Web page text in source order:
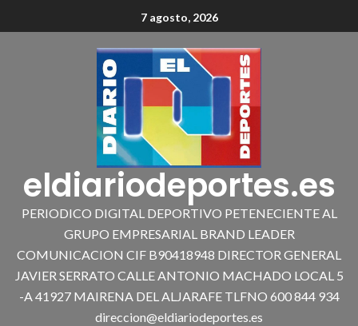
7 agosto, 2026
eldiariodeportes.es
PERIODICO DIGITAL DEPORTIVO PETENECIENTE AL
GRUPO EMPRESARIAL BRAND LEADER
COMUNICACION CIF B90418948 DIRECTOR GENERAL
JAVIER SERRATO CALLE ANTONIO MACHADO LOCAL 5
-A 41927 MAIRENA DEL ALJARAFE TLFNO 600 844 934
direccion@eldiariodeportes.es